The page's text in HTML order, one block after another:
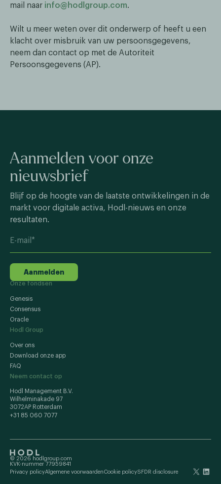
mail naar info@hodlgroup.com.
Wilt u meer weten over dit onderwerp of heeft u een
klacht over misbruik van uw persoonsgegevens,
neem dan contact op met de Autoriteit
Persoonsgegevens (AP).
Aanmelden voor onze
nieuwsbrief
Blijf op de hoogte van de laatste ontwikkelingen in de
markt voor digitale activa, Hodl-nieuws en onze
resultaten.
Aanmelden
Onze fondsen
Genesis
Consensus
Oracle
Hodl Group
Over ons
Download onze app
FAQ
Neem contact op
Hodl Management B.V.
Wilhelminakade 97
3072AP Rotterdam
+31 85 060 7077
© 2026 hodlgroup.com
KVK-nummer 77959841
Privacy policyAlgemene voorwaardenCookie policySFDR disclosure